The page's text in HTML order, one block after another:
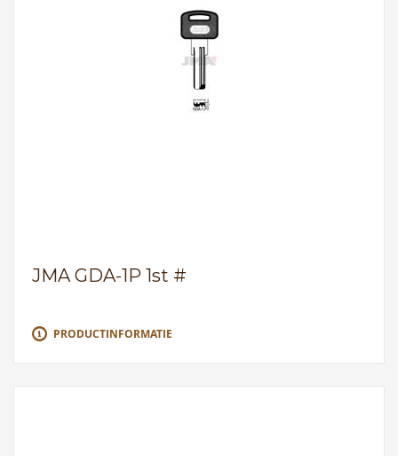
JMA GDA-1P 1st #
PRODUCTINFORMATIE